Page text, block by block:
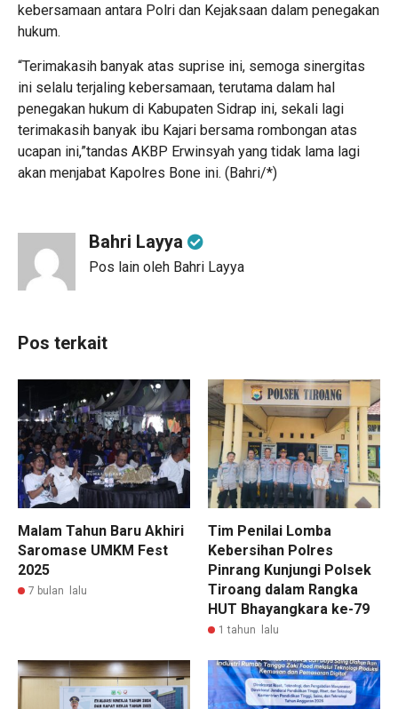
kebersamaan antara Polri dan Kejaksaan dalam penegakan
hukum.
“Terimakasih banyak atas suprise ini, semoga sinergitas
ini selalu terjaling kebersamaan, terutama dalam hal
penegakan hukum di Kabupaten Sidrap ini, sekali lagi
terimakasih banyak ibu Kajari bersama rombongan atas
ucapan ini,”tandas AKBP Erwinsyah yang tidak lama lagi
akan menjabat Kapolres Bone ini. (Bahri/*)
Bahri Layya
Pos lain oleh Bahri Layya
Pos terkait
Malam Tahun Baru Akhiri
Saromase UMKM Fest
2025
7 bulan lalu
Tim Penilai Lomba
Kebersihan Polres
Pinrang Kunjungi Polsek
Tiroang dalam Rangka
HUT Bhayangkara ke-79
1 tahun lalu